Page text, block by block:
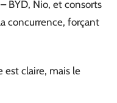
BYD, Nio, et consorts
concurrence, forçant
est claire, mais le